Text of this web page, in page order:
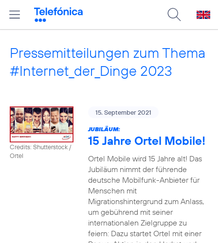
Pressemitteilungen zum Thema
#Internet_der_Dinge 2023
Credits: Shutterstock /
Ortel
15. September 2021
JUBILÄUM:
15 Jahre Ortel Mobile!
Ortel Mobile wird 15 Jahre alt! Das
Jubiläum nimmt der führende
deutsche Mobilfunk-Anbieter für
Menschen mit
Migrationshintergrund zum Anlass,
um gebührend mit seiner
internationalen Zielgruppe zu
feiern: Dazu startet Ortel mit einer